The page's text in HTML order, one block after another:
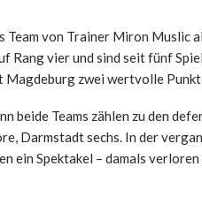
Team von Trainer Miron Muslic
Rang vier und sind seit fünf
Magdeburg zwei wertvolle
beide Teams zählen zu den
Darmstadt sechs. In der
ein Spektakel – damals